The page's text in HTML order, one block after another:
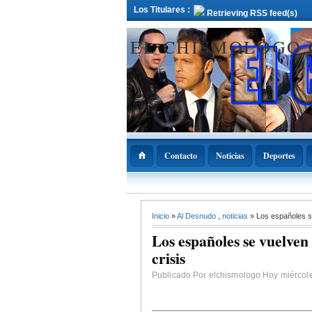
Los Titulares : Retrieving RSS feed(s)
EL
Contacto Noticias Deportes
ADOPAE
Abinader
11 de diciembre
Nacional de la
Inicio »Al Desnudo noticias » Los españoles
Los españoles se
crisis
Publicado Por elchismologo Hoy